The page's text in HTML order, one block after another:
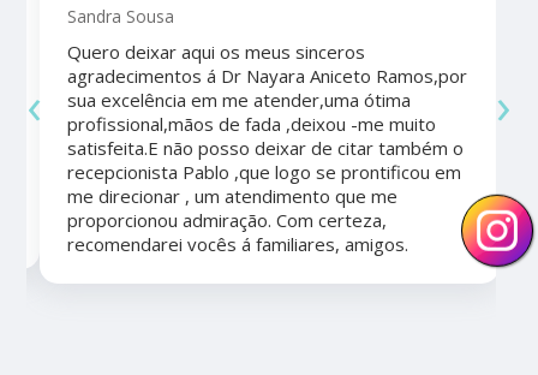
Sandra Sousa
Quero deixar aqui os meus sinceros
agradecimentos á Dr Nayara Aniceto Ramos,por
sua excelência em me atender,uma ótima
profissional,mãos de fada ,deixou -me muito
satisfeita.E não posso deixar de citar também o
recepcionista Pablo ,que logo se prontificou em
me direcionar , um atendimento que me
proporcionou admiração. Com certeza,
recomendarei vocês á familiares, amigos.
‹ ›